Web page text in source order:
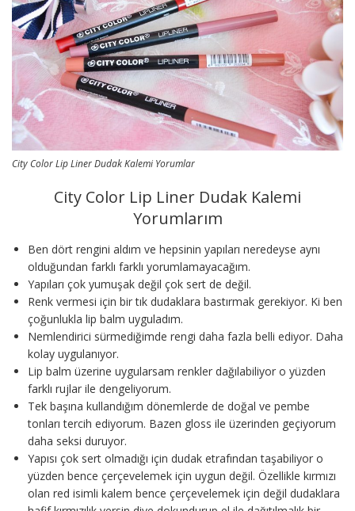
City Color Lip Liner Dudak Kalemi Yorumlar
City Color Lip Liner Dudak Kalemi
Yorumlarım
Ben dört rengini aldım ve hepsinin yapıları neredeyse aynı
olduğundan farklı farklı yorumlamayacağım.
Yapıları çok yumuşak değil çok sert de değil.
Renk vermesi için bir tık dudaklara bastırmak gerekiyor. Ki ben
çoğunlukla lip balm uyguladım.
Nemlendirici sürmediğimde rengi daha fazla belli ediyor. Daha
kolay uygulanıyor.
Lip balm üzerine uygularsam renkler dağılabiliyor o yüzden
farklı rujlar ile dengeliyorum.
Tek başına kullandığım dönemlerde de doğal ve pembe
tonları tercih ediyorum. Bazen gloss ile üzerinden geçiyorum
daha seksi duruyor.
Yapısı çok sert olmadığı için dudak etrafından taşabiliyor o
yüzden bence çerçevelemek için uygun değil. Özellikle kırmızı
olan red isimli kalem bence çerçevelemek için değil dudaklara